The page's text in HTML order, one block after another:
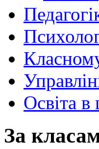
Освіта
За